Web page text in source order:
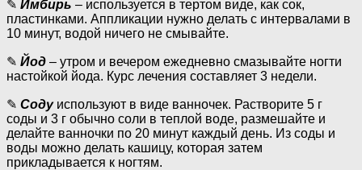
✎ Имбирь – используется в тертом виде, как сок,
пластинками. Аппликации нужно делать с интервалами в
10 минут, водой ничего не смывайте.
✎ Йод – утром и вечером ежедневно смазывайте ногти
настойкой йода. Курс лечения составляет 3 недели.
✎ Соду используют в виде ванночек. Растворите 5 г
соды и 3 г обычно соли в теплой воде, размешайте и
делайте ванночки по 20 минут каждый день. Из соды и
воды можно делать кашицу, которая затем
прикладывается к ногтям.